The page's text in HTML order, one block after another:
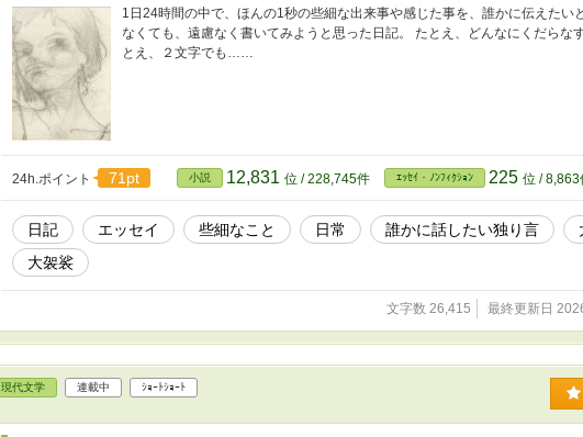
1日24時間の中で、ほんの1秒の些細な出来事や感じた事を、誰かに伝えたい
なくても、遠慮なく書いてみようと思った日記。 たとえ、どんなにくだら
とえ、２文字でも……
24h.ポイント 71pt 小説 12,831 位 / 228,745件 ｴｯｾｲ・ﾉﾝﾌｨｸｼｮﾝ 225 位 / 8,863
日記 エッセイ 些細なこと 日常 誰かに話したい独り言
大袈裟
文字数 26,415 最終更新日
現代文学 連載中 ｼｮｰﾄｼｮｰﾄ